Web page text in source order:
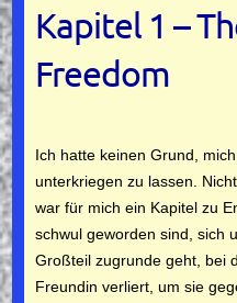
Kapitel 1 –
Freedom
Ich hatte keinen Grund,
unter­kriegen zu lassen.
war für mich ein Kapitel zu
schwul geworden sind, sich
Großteil zugrunde geht, bei
Freundin verliert, um sie